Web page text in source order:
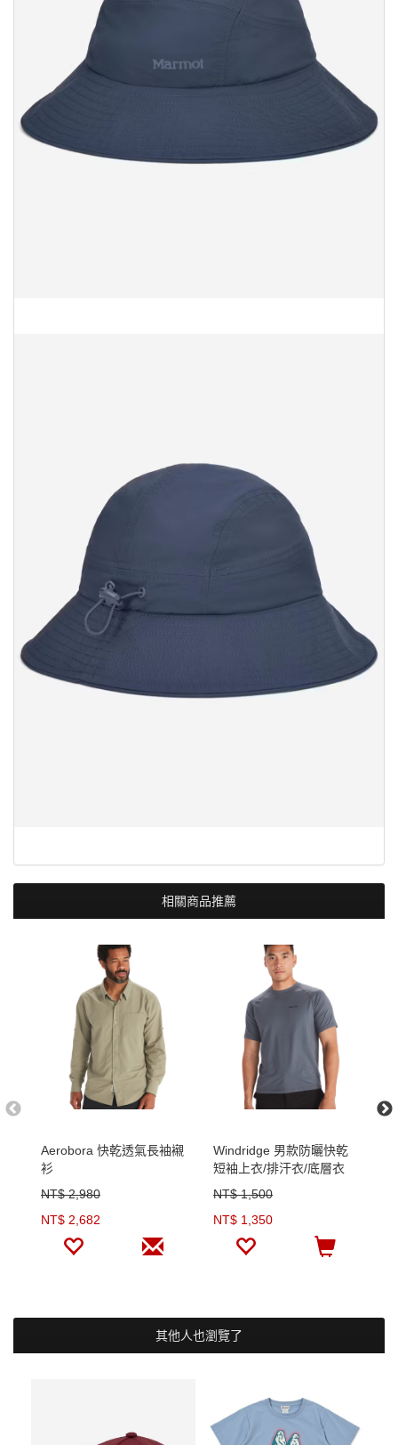
相關商品推薦
Aerobora 快乾透氣長袖襯
衫
NT$ 2,980
NT$ 2,682
Windridge 男款防曬快乾
短袖上衣/排汗衣/底層衣
NT$ 1,500
NT$ 1,350
其他人也瀏覽了